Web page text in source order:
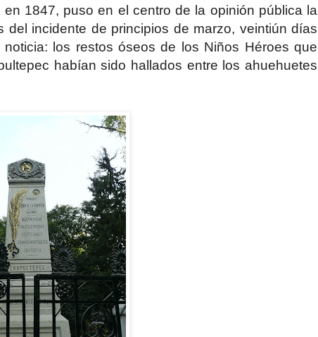
1847, puso en el centro de la opinión pública la
incidente de principios de marzo, veintiún días
los restos óseos de los Niños Héroes que
habían sido hallados entre los ahuehuetes